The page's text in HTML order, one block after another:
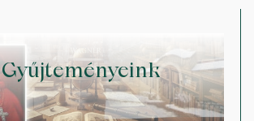
Gyűjteményeink